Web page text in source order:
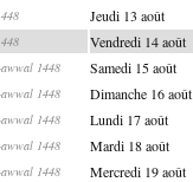
Jeudi 13 août
Vendredi 14 août
1448 Samedi 15 août
1448 Dimanche 16 août
1448 Lundi 17 août
1448 Mardi 18 août
1448 Mercredi 19 août